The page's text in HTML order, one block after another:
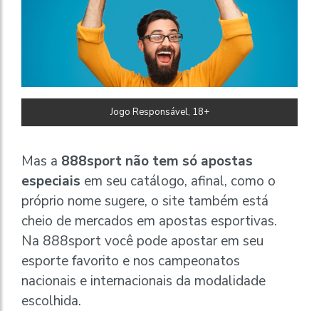
Jogo Responsável, 18+
Mas a 888sport não tem só apostas
especiais em seu catálogo, afinal, como o
próprio nome sugere, o site também está
cheio de mercados em apostas esportivas.
Na 888sport você pode apostar em seu
esporte favorito e nos campeonatos
nacionais e internacionais da modalidade
escolhida.